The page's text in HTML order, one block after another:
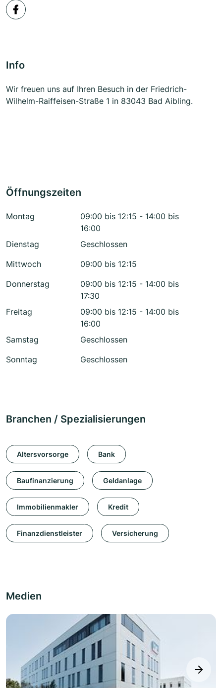
Info
Wir freuen uns auf Ihren Besuch in der Friedrich-
Wilhelm-Raiffeisen-Straße 1 in 83043 Bad Aibling.
Öffnungszeiten
Montag
09:00 bis 12:15 - 14:00 bis
16:00
Dienstag
Geschlossen
Mittwoch
09:00 bis 12:15
Donnerstag
09:00 bis 12:15 - 14:00 bis
17:30
Freitag
09:00 bis 12:15 - 14:00 bis
16:00
Samstag
Geschlossen
Sonntag
Geschlossen
Branchen / Spezialisierungen
Altersvorsorge Bank
Baufinanzierung Geldanlage
Immobilienmakler Kredit
Finanzdienstleister Versicherung
Medien
next